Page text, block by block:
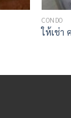
CONDO
ให้เช่า